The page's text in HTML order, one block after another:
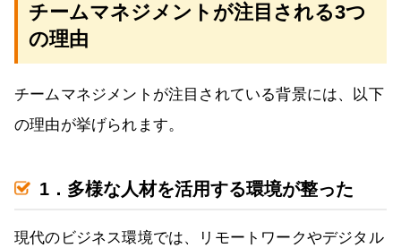
チームマネジメントが注目される3つ
の理由
チームマネジメントが注目されている背景には、以下
の理由が挙げられます。
1．多様な人材を活用する環境が整った
現代のビジネス環境では、リモートワークやデジタル